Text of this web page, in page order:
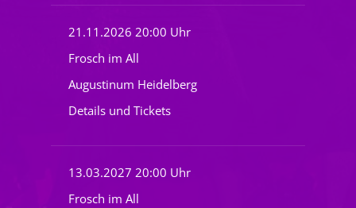
21.11.2026 20:00 Uhr
Frosch im All
Augustinum Heidelberg
Details und Tickets
13.03.2027 20:00 Uhr
Frosch im All